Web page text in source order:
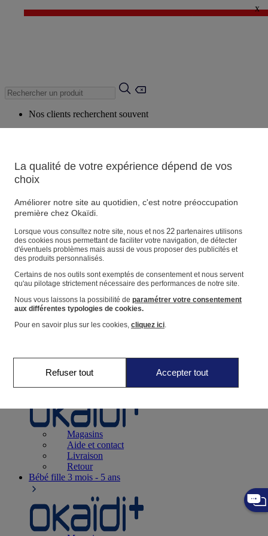
✨ LAST DAYS : Jusqu'à -60%* ✨
x
Nos clients recherchent souvent
Produits suggérés
Voir tous les produits
Magasin
Vos informations personnelles
Suivre une commande
Panier
Favoris
Naissance0-12 mois
Magasins
Aide et contact
Livraison
Retour
Bébé fille 3 mois - 5 ans
La qualité de votre expérience dépend de vos
choix
Améliorer notre site au quotidien, c'est notre préoccupation
première chez Okaïdi.
Lorsque vous consultez notre site, nous et nos 22partenaires utilisons
des cookies nous permettant de faciliter votre navigation, de détecter
d'éventuels problèmes mais aussi de vous proposer des publicités et
des produits personnalisés.
Certains de nos outils sont exemptés de consentement et nous servent
qu'au pilotage strictement nécessaire des performances de notre site.
Nous vous laissons la possibilité de paramétrer votre consentement
aux différentes typologies de cookies.
Pour en savoir plus sur les cookies, cliquez ici.
Refuser tout Accepter tout